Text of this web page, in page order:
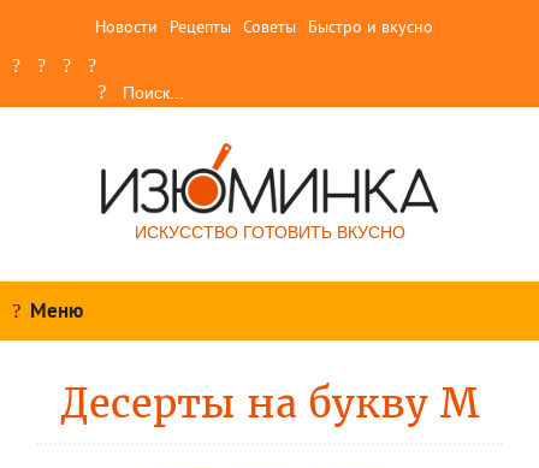
Новости Рецепты Советы Быстро и вкусно
ИСКУССТВО ГОТОВИТЬ ВКУСНО
Меню
Десерты на букву М